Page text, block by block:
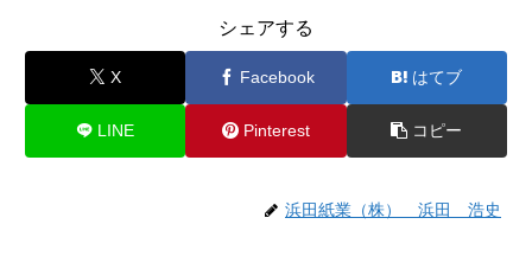
シェアする
X Facebook はてブ
LINE Pinterest コピー
浜田紙業（株） 浜田 浩史